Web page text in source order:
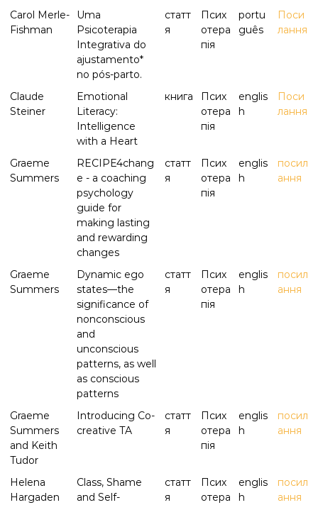
Carol Merle-
Fishman
Uma
Psicoterapia
Integrativa do
ajustamento*
no pós-parto.
статт
я
Псих
отера
пія
portu
guês
Поси
лання
Claude
Steiner
Emotional
Literacy:
Intelligence
with a Heart
книга
Псих
отера
пія
englis
h
Поси
лання
Graeme
Summers
RECIPE4chang
e - a coaching
psychology
guide for
making lasting
and rewarding
changes
статт
я
Псих
отера
пія
englis
h
посил
ання
Graeme
Summers
Dynamic ego
states—the
significance of
nonconscious
and
unconscious
patterns, as well
as conscious
patterns
статт
я
Псих
отера
пія
englis
h
посил
ання
Graeme
Summers
and Keith
Tudor
Introducing Co-
creative TA
статт
я
Псих
отера
пія
englis
h
посил
ання
Helena
Hargaden
Class, Shame
and Self-
статт
я
Псих
отера
englis
h
посил
ання